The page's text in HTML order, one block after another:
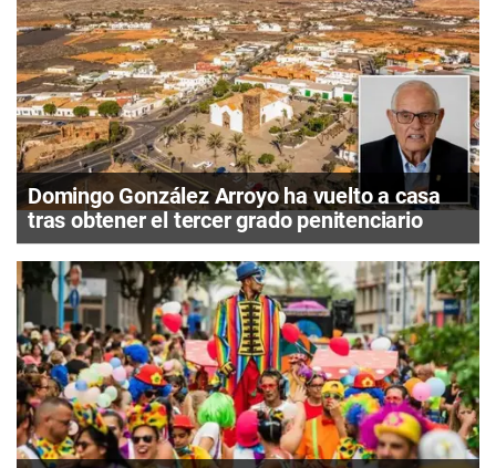
Domingo González Arroyo ha vuelto a casa
tras obtener el tercer grado penitenciario